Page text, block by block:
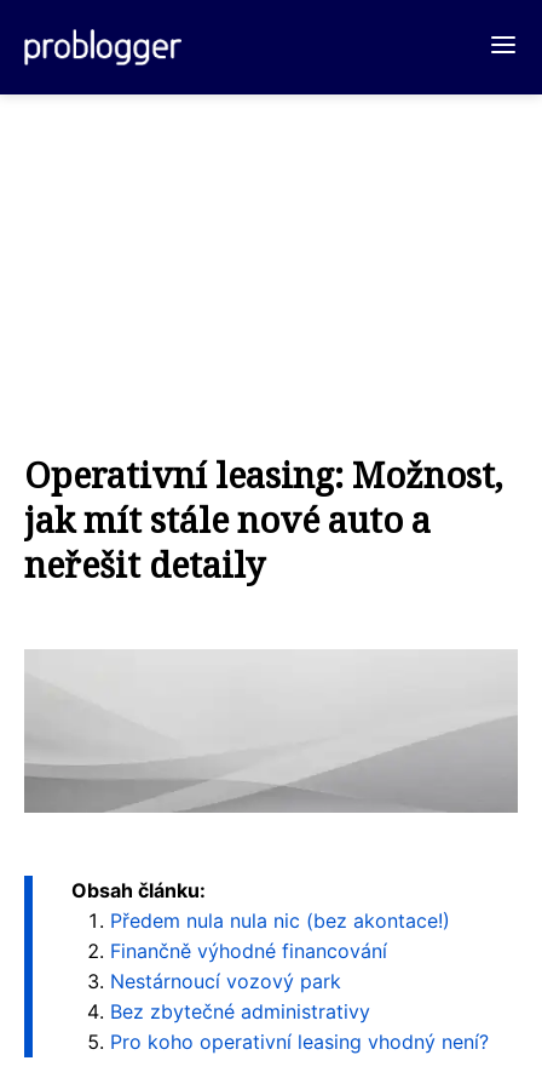
Operativní leasing: Možnost,
jak mít stále nové auto a
neřešit detaily
Obsah článku:
Předem nula nula nic (bez akontace!)
Finančně výhodné financování
Nestárnoucí vozový park
Bez zbytečné administrativy
Pro koho operativní leasing vhodný není?